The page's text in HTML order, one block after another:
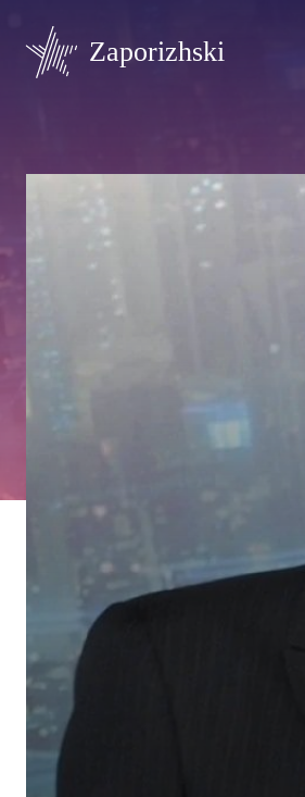
Zaporizhski